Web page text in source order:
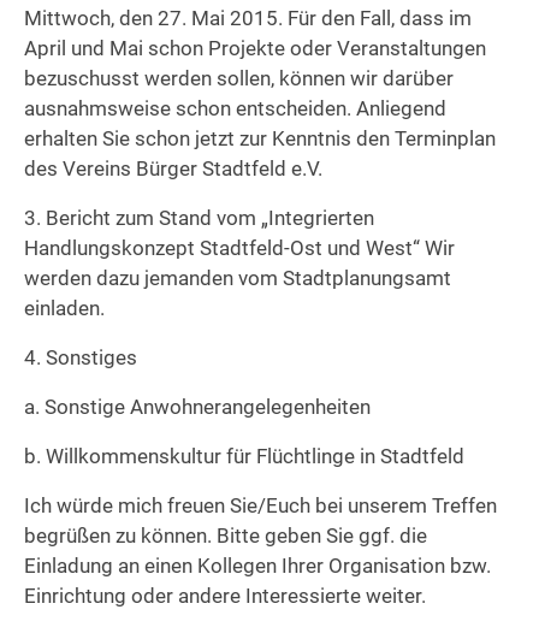
Mittwoch, den 27. Mai 2015. Für den Fall, dass im
April und Mai schon Projekte oder Veranstaltungen
bezuschusst werden sollen, können wir darüber
ausnahmsweise schon entscheiden. Anliegend
erhalten Sie schon jetzt zur Kenntnis den Terminplan
des Vereins Bürger Stadtfeld e.V.
3. Bericht zum Stand vom „Integrierten
Handlungskonzept Stadtfeld-Ost und West“ Wir
werden dazu jemanden vom Stadtplanungsamt
einladen.
4. Sonstiges
a. Sonstige Anwohnerangelegenheiten
b. Willkommenskultur für Flüchtlinge in Stadtfeld
Ich würde mich freuen Sie/Euch bei unserem Treffen
begrüßen zu können. Bitte geben Sie ggf. die
Einladung an einen Kollegen Ihrer Organisation bzw.
Einrichtung oder andere Interessierte weiter.